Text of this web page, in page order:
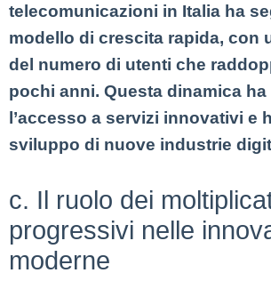
telecomunicazioni in Italia ha
modello di crescita rapida, con
del numero di utenti che
pochi anni. Questa dinamica
l’accesso a servizi innovativi e
sviluppo di nuove industrie
c. Il ruolo dei
progressivi nelle
moderne